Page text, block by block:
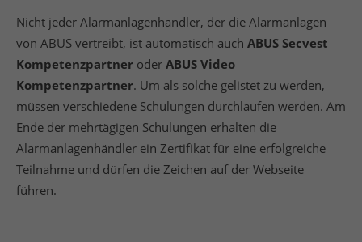
Nicht jeder Alarmanlagenhändler, der die Alarmanlagen
von ABUS vertreibt, ist automatisch auch ABUS Secvest
Kompetenzpartner oder ABUS Video
Kompetenzpartner. Um als solche gelistet zu werden,
müssen verschiedene Schulungen durchlaufen werden. Am
Ende der mehrtägigen Schulungen erhalten die
Alarmanlagenhändler ein Zertifikat für eine erfolgreiche
Teilnahme und dürfen die Zeichen auf der Webseite
führen.